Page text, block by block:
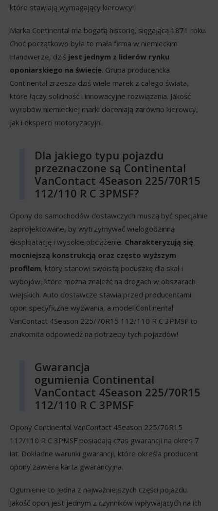
które stawiają wymagający kierowcy!
Marka Continental ma bogatą historię, sięgającą 1871 roku.
Choć początkowo była to mała firma w niemieckim
Hanowerze, dziś jest jednym z liderów rynku
oponiarskiego na świecie. Grupa producencka
Continental zrzesza dziś wiele marek z całego świata,
które łączy solidność i innowacyjne rozwiązania. Jakość
wyrobów niemieckiej marki doceniają zarówno kierowcy,
jak i eksperci motoryzacyjni.
Dla jakiego typu pojazdu
przeznaczone są Continental
VanContact 4Season 225/70R15
112/110 R C 3PMSF?
Opony do samochodów dostawczych muszą być specjalnie
zaprojektowane, by wytrzymywać wielogodzinną
eksploatację i wysokie obciążenie. Charakteryzują się
mocniejszą konstrukcją oraz często wyższym
profilem, który stanowi swoistą poduszkę dla skał i
wybojów, które można znaleźć na drogach w obszarach
wiejskich. Auto dostawcze stawia przed producentami
opon specyficzne wyzwania, a model Continental
VanContact 4Season 225/70R15 112/110 R C 3PMSF to
znakomita odpowiedź na potrzeby tych pojazdów!
Gwarancja
ogumienia Continental
VanContact 4Season 225/70R15
112/110 R C 3PMSF
Opony Continental VanContact 4Season 225/70R15
112/110 R C 3PMSF posiadają czas gwarancji na okres 7
lat. Dokładne warunki gwarancji, które określa producent
opony zawiera karta gwarancyjna.
Ogumienie to jedna z najważniejszych części pojazdu.
Jakość opon jest jednym z czynników wpływających na ich